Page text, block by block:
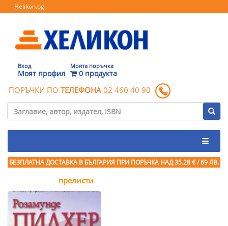
Helikon.bg
Вход
Моят профил
Моята поръчка
0 продукта
ПОРЪЧКИ ПО ТЕЛЕФОНА 02 460 40 90
БЕЗПЛАТНА ДОСТАВКА В БЪЛГАРИЯ ПРИ ПОРЪЧКА НАД 35.28 € / 69 ЛВ.
прелисти